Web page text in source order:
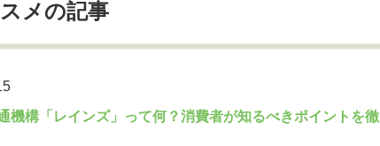
メの記事
機構「レインズ」って何？消費者が知るべきポイントを徹